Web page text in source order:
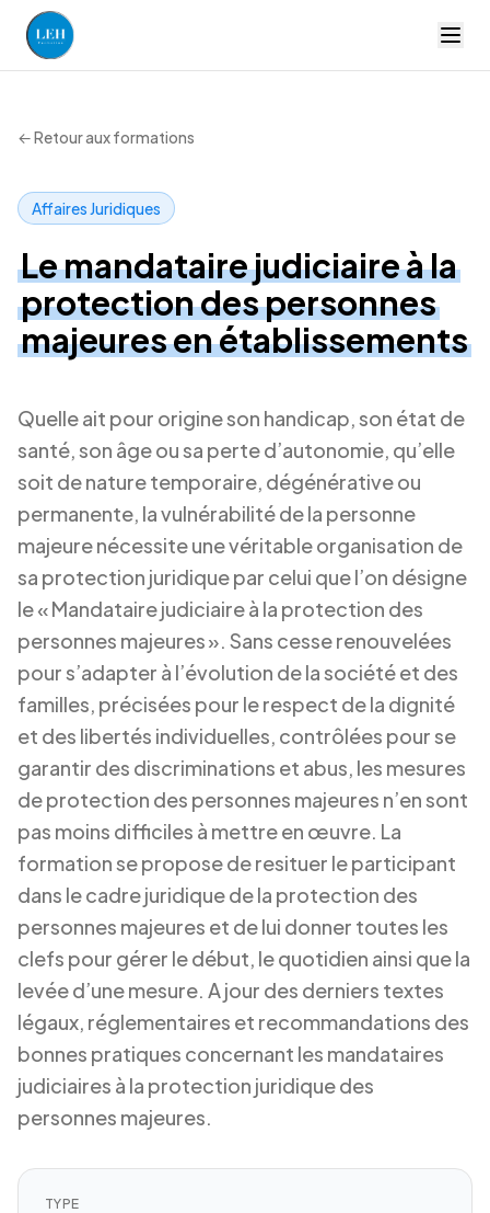
LEH Formation — accueil
← Retour aux formations
Affaires Juridiques
Le mandataire judiciaire à la
protection des personnes
majeures en établissements
Quelle ait pour origine son handicap, son état de
santé, son âge ou sa perte d’autonomie, qu’elle
soit de nature temporaire, dégénérative ou
permanente, la vulnérabilité de la personne
majeure nécessite une véritable organisation de
sa protection juridique par celui que l’on désigne
le « Mandataire judiciaire à la protection des
personnes majeures ». Sans cesse renouvelées
pour s’adapter à l’évolution de la société et des
familles, précisées pour le respect de la dignité
et des libertés individuelles, contrôlées pour se
garantir des discriminations et abus, les mesures
de protection des personnes majeures n’en sont
pas moins difficiles à mettre en œuvre. La
formation se propose de resituer le participant
dans le cadre juridique de la protection des
personnes majeures et de lui donner toutes les
clefs pour gérer le début, le quotidien ainsi que la
levée d’une mesure. A jour des derniers textes
légaux, réglementaires et recommandations des
bonnes pratiques concernant les mandataires
judiciaires à la protection juridique des
personnes majeures.
TYPE